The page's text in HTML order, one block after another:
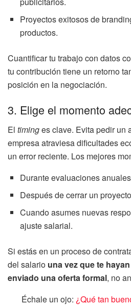
Proyectos exitosos de
productos.
Cuantificar tu trabajo con datos
tu contribución tiene un retorno
posición en la negociación.
3. Elige el momento
El timinges clave. Evita pedir un
empresa atraviesa dificultades
un error reciente. Los mejores
Durante evaluaciones
Después de cerrar un
Cuando asumes nuevas
ajuste salarial.
Si estás en un proceso de
del salario una vez que te
enviado una oferta formal, no
Échale un ojo: ¿Qué tan